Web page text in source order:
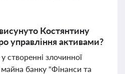
Костянтину
управління активами?
злочинної
майна банку "Фінанси та